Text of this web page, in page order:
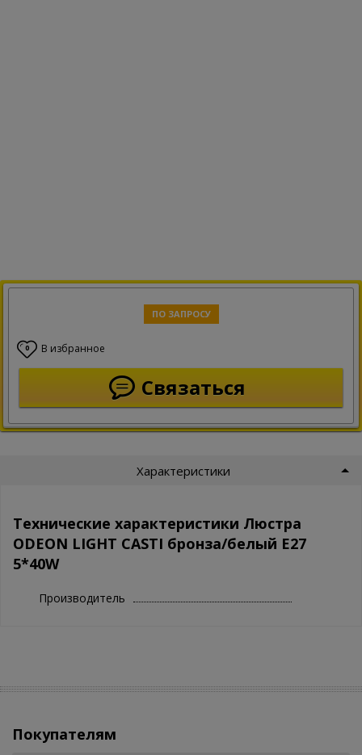
ПО ЗАПРОСУ
0 В избранное
Связаться
Характеристики
Технические характеристики Люстра
ODEON LIGHT CASTI бронза/белый E27
5*40W
Производитель
Покупателям